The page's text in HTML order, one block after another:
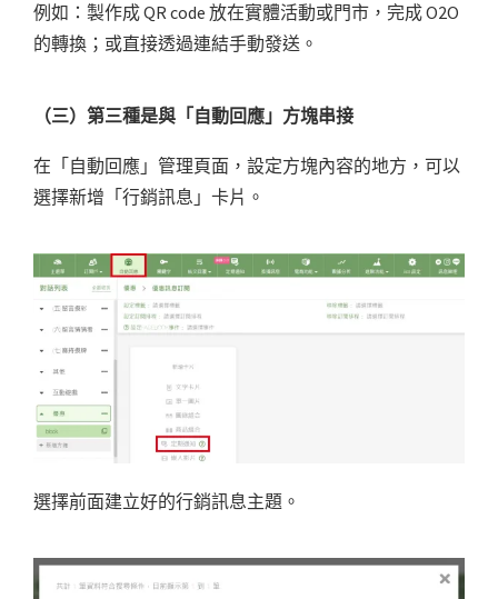
例如：製作成 QR code 放在實體活動或門市，完成 O2O
的轉換；或直接透過連結手動發送。
（三）第三種是與「自動回應」方塊串接
在「自動回應」管理頁面，設定方塊內容的地方，可以
選擇新增「行銷訊息」卡片。
選擇前面建立好的行銷訊息主題。